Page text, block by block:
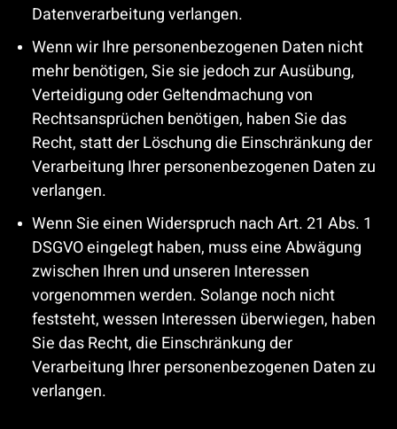
Datenverarbeitung verlangen.
Wenn wir Ihre personenbezogenen Daten nicht
mehr benötigen, Sie sie jedoch zur Ausübung,
Verteidigung oder Geltendmachung von
Rechtsansprüchen benötigen, haben Sie das
Recht, statt der Löschung die Einschränkung der
Verarbeitung Ihrer personenbezogenen Daten zu
verlangen.
Wenn Sie einen Widerspruch nach Art. 21 Abs. 1
DSGVO eingelegt haben, muss eine Abwägung
zwischen Ihren und unseren Interessen
vorgenommen werden. Solange noch nicht
feststeht, wessen Interessen überwiegen, haben
Sie das Recht, die Einschränkung der
Verarbeitung Ihrer personenbezogenen Daten zu
verlangen.